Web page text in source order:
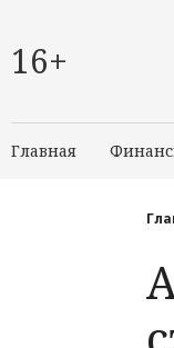
16+
Главная